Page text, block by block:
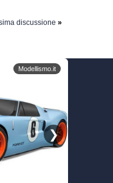
discussione »